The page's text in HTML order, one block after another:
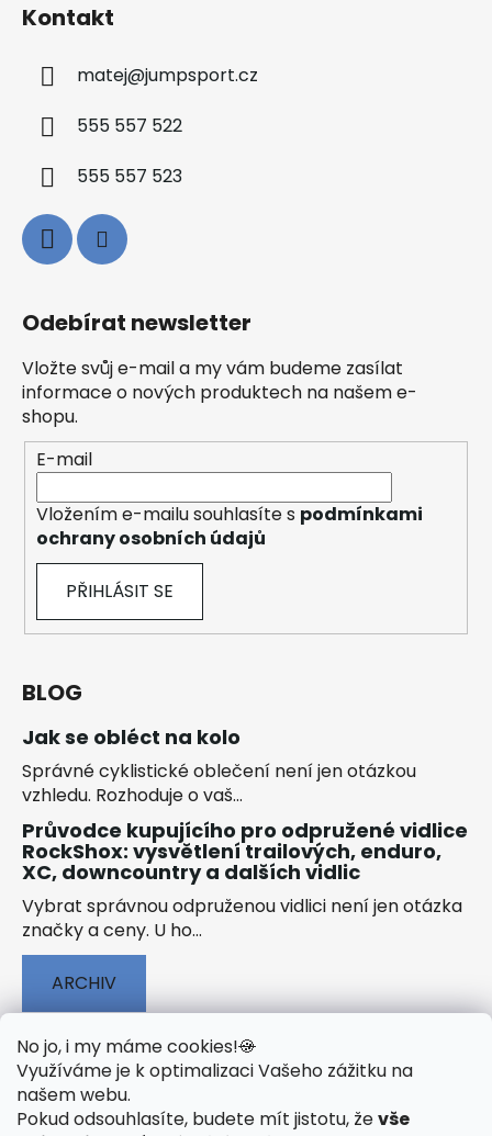
No jo, i my máme cookies!🍪
Využíváme je k optimalizaci Vašeho zážitku na
našem webu.
Pokud odsouhlasíte, budete mít jistotu, ževše
Kontakt
matej@jumpsport.cz
555 557 522
555 557 523
Odebírat newsletter
Vložte svůj e-mail a my vám budeme zasílat
informace o nových produktech na našem e-
shopu.
E-mail
Vložením e-mailu souhlasíte s podmínkami
ochrany osobních údajů
PŘIHLÁSIT SE
BLOG
Jak se obléct na kolo
Správné cyklistické oblečení není jen otázkou
vzhledu. Rozhoduje o vaš...
Průvodce kupujícího pro odpružené vidlice
RockShox: vysvětlení trailových, enduro,
XC, downcountry a dalších vidlic
Vybrat správnou odpruženou vidlici není jen otázka
značky a ceny. U ho...
ARCHIV
🟢 TECHNOLOGIE
🟢 O ELEKTROKOLECH